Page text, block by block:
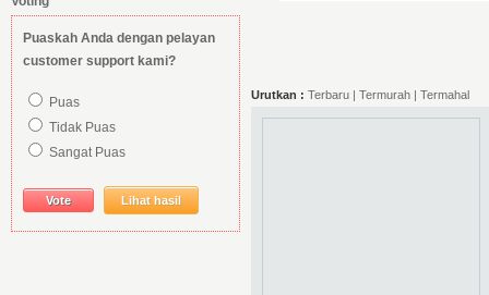
Puaskah Anda dengan pelayan
customer support kami?
Puas
Tidak Puas
Sangat Puas
Lihat hasil
Urutkan : Terbaru | Termurah | Termahal